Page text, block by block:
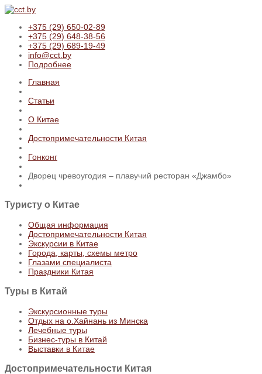
+375 (29) 650-02-89
+375 (29) 648-38-56
+375 (29) 689-19-49
info@cct.by
Подробнее
Главная
Статьи
О Китае
Достопримечательности Китая
Гонконг
Дворец чревоугодия – плавучий ресторан «Джамбо»
Туристу о Китае
Общая информация
Достопримечательности Китая
Экскурсии в Китае
Города, карты, схемы метро
Глазами специалиста
Праздники Китая
Туры в Китай
Экскурсионные туры
Отдых на о.Хайнань из Минска
Лечебные туры
Бизнес-туры в Китай
Выставки в Китае
Достопримечательности Китая